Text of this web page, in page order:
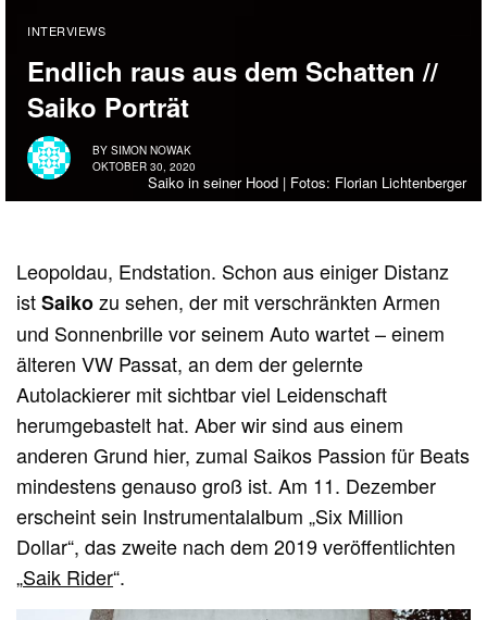
INTERVIEWS
Endlich raus aus dem Schatten //
Saiko Porträt
BY SIMON NOWAK
OKTOBER 30, 2020
Saiko in seiner Hood | Fotos: Florian Lichtenberger
Leopoldau, Endstation. Schon aus einiger Distanz
istSaikozu sehen, der mit verschränkten Armen
und Sonnenbrille vor seinem Auto wartet – einem
älteren VW Passat, an dem der gelernte
Autolackierer mit sichtbar viel Leidenschaft
herumgebastelt hat. Aber wir sind aus einem
anderen Grund hier, zumal Saikos Passion für Beats
mindestens genauso groß ist. Am 11. Dezember
erscheint sein Instrumentalalbum „Six Million
Dollar“, das zweite nach dem 2019 veröffentlichten
„Saik Rider“.